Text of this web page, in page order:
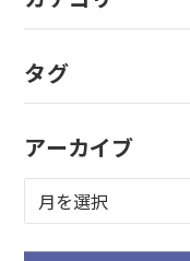
タグ
アーカイブ